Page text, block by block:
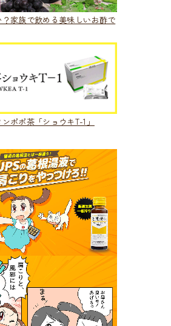
家族で飲める美味しいお酢で
ポポ茶「ショウキT-1」